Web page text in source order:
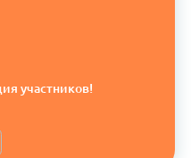
участников!